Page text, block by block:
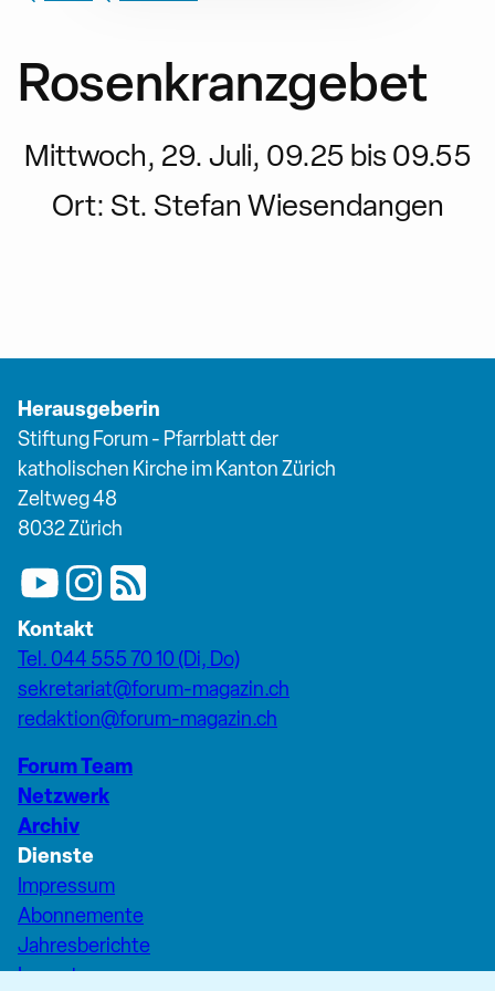
Rosenkranzgebet
Mittwoch, 29. Juli, 09.25 bis 09.55
Ort: St. Stefan Wiesendangen
Herausgeberin
Stiftung Forum - Pfarrblatt der
katholischen Kirche im Kanton Zürich
Zeltweg 48
8032 Zürich
Kontakt
Tel. 044 555 70 10 (Di, Do)
sekretariat@forum-magazin.ch
redaktion@forum-magazin.ch
Forum Team
Netzwerk
Archiv
Dienste
Impressum
Abonnemente
Jahresberichte
Inserate